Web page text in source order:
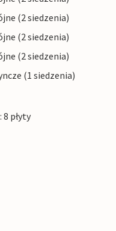
(2 siedzenia)
(2 siedzenia)
(2 siedzenia)
(1 siedzenia)
płyty